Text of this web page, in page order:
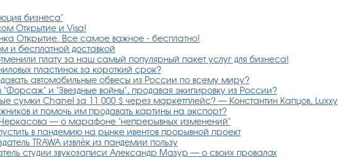
бизнеса"
Открытие и Visa!
Открытие. Все самое важное - бесплатно!
и бесплатной доставкой
плату за наш самый популярный пакет услуг для бизнеса!
пластинок за короткий срок?
автомобильные обвесы из России по всему миру?
"Форсаж" и "Звездные войны", продавая экипировку из России?
сумки Chanel за 11 000 $ через маркетплейс? — Константин Капцов, Luxxy
и помочь им продавать картины на экспорт?
— о марафоне "непрерывных изменений"
в пандемию на рынке ивентов прорывной проект
TRAWA извлёк из пандемии пользу
студии звукозаписи Александр Мазур — о своих провалах